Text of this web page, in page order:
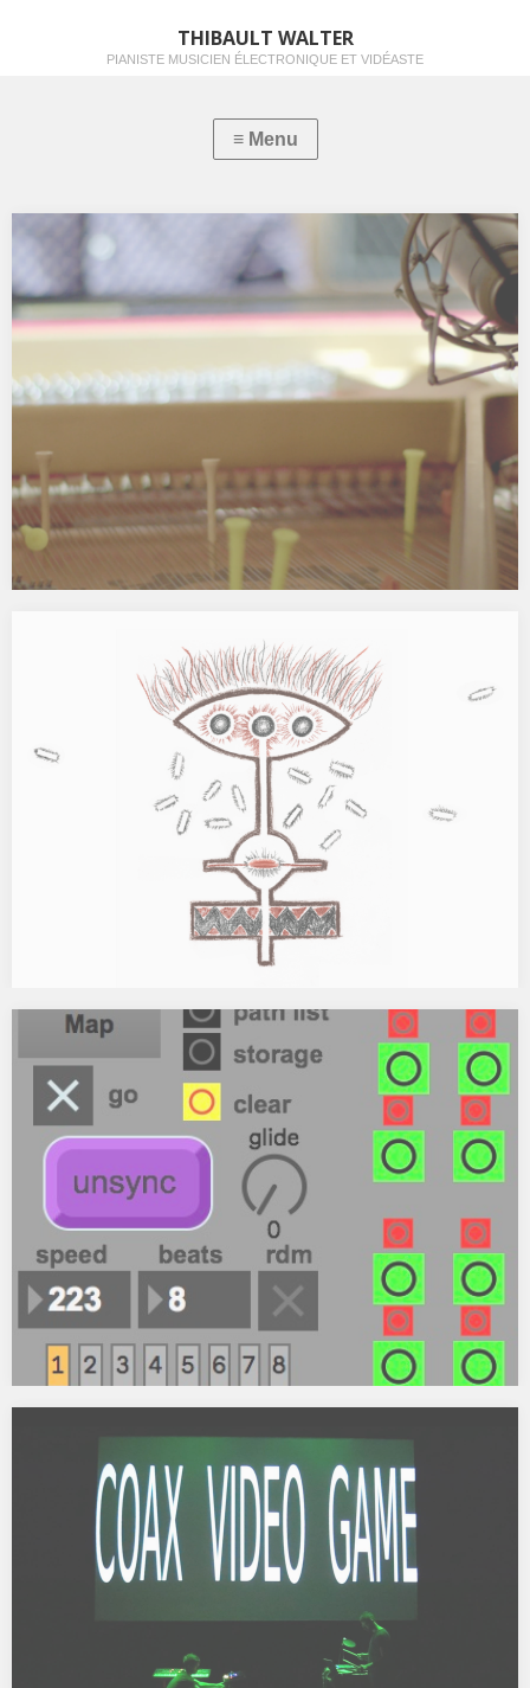
THIBAULT WALTER
PIANISTE MUSICIEN ÉLECTRONIQUE ET VIDÉASTE